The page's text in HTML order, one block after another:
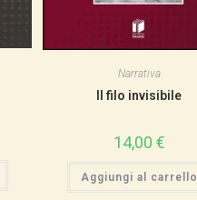
Narrativa
Il filo invisibile
14,00 €
Aggiungi al carrello